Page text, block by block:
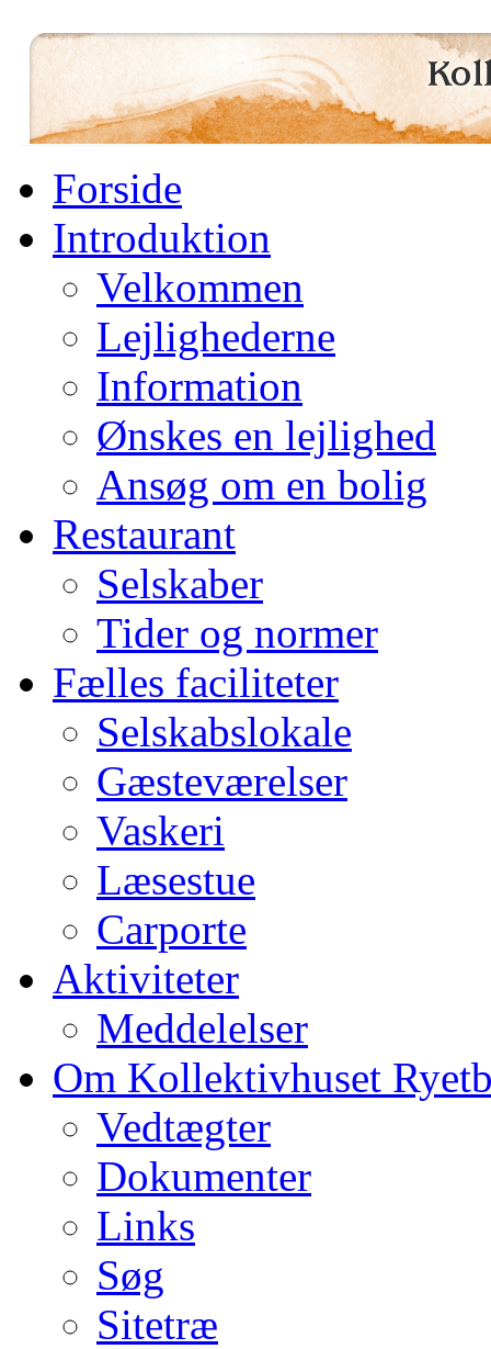
Forside
Introduktion
Velkommen
Lejlighederne
Information
Ønskes en lejlighed
Ansøg om en bolig
Restaurant
Selskaber
Tider og normer
Fælles faciliteter
Selskabslokale
Gæsteværelser
Vaskeri
Læsestue
Carporte
Aktiviteter
Meddelelser
Om Kollektivhuset
Vedtægter
Dokumenter
Links
Søg
Sitetræ